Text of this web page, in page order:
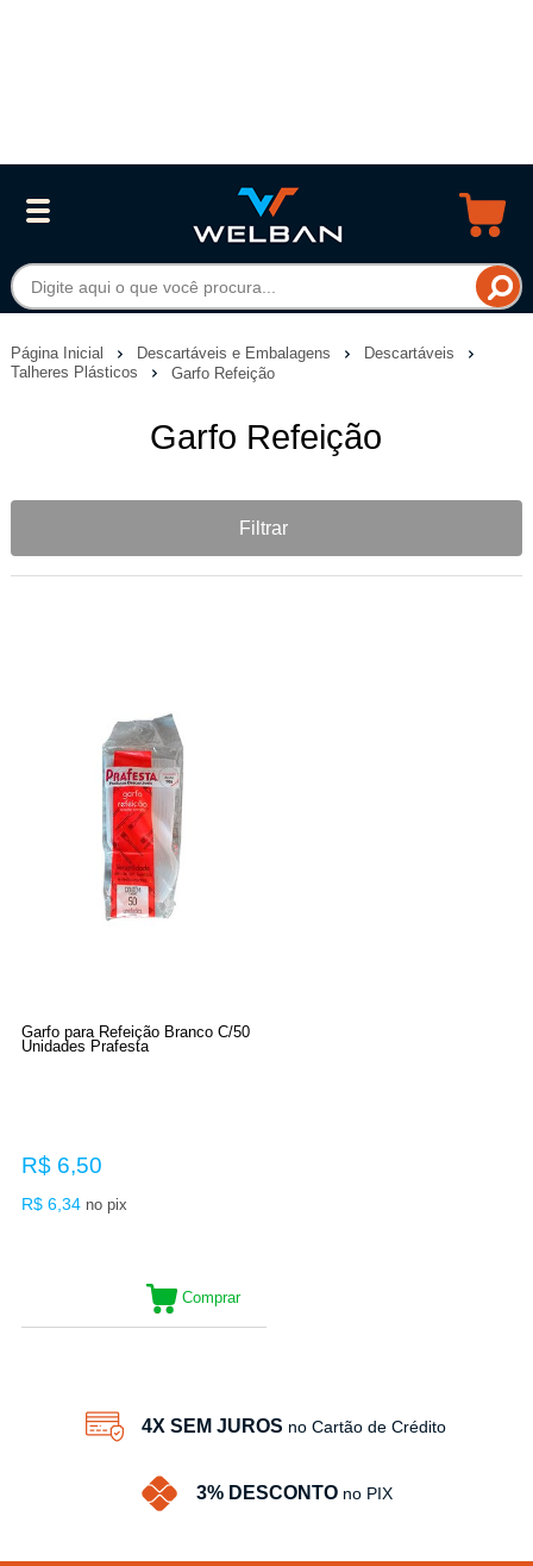
Página Inicial Descartáveis e Embalagens
Descartáveis
Talheres Plásticos
Garfo Refeição
Garfo Refeição
Filtrar
Garfo para Refeição Branco C/50
Unidades Prafesta
R$ 6,50
R$ 6,34 no pix
Comprar
4X SEM JUROS no Cartão de Crédito
3% DESCONTO no PIX